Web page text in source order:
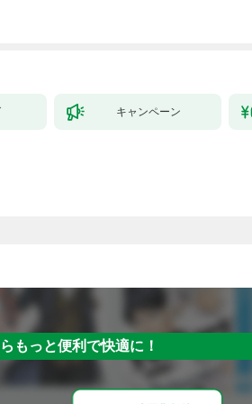
キャンペーン
もっと便利で快適に！